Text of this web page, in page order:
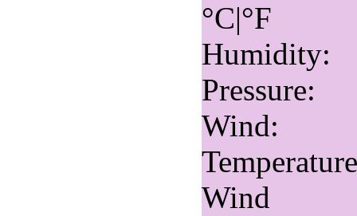
°C|°F
Humidity:
Pressure:
Wind:
Temperature
Wind